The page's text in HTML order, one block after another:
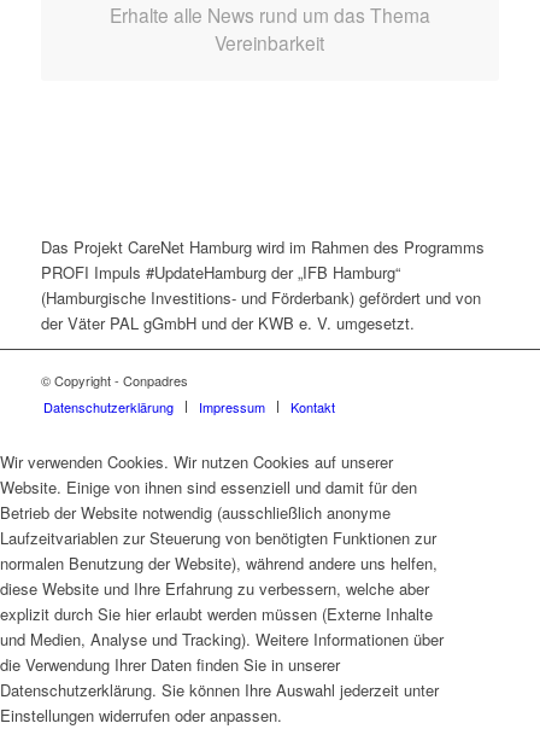
Erhalte alle News rund um das Thema
Vereinbarkeit
Das Projekt CareNet Hamburg wird im Rahmen des Programms
PROFI Impuls #UpdateHamburg der „IFB Hamburg“
(Hamburgische Investitions- und Förderbank) gefördert und von
der Väter PAL gGmbH und der KWB e. V. umgesetzt.
© Copyright - Conpadres
Datenschutzerklärung
Impressum Kontakt
Wir verwenden Cookies. Wir nutzen Cookies auf unserer
Website. Einige von ihnen sind essenziell und damit für den
Betrieb der Website notwendig (ausschließlich anonyme
Laufzeitvariablen zur Steuerung von benötigten Funktionen zur
normalen Benutzung der Website), während andere uns helfen,
diese Website und Ihre Erfahrung zu verbessern, welche aber
explizit durch Sie hier erlaubt werden müssen (Externe Inhalte
und Medien, Analyse und Tracking). Weitere Informationen über
die Verwendung Ihrer Daten finden Sie in unserer
Datenschutzerklärung. Sie können Ihre Auswahl jederzeit unter
Einstellungen widerrufen oder anpassen.